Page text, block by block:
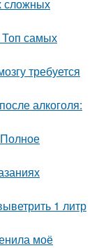
сложных
Топ самых
требуется
алкоголя:
1 литр
моё